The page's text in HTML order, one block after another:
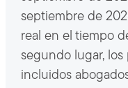
septiembre de
real en el tiempo
segundo lugar, los
incluidos